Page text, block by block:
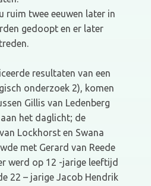
ruim twee eeuwen later in
gedoopt en er later
resultaten van een
onderzoek 2), komen
Gillis van Ledenberg
het daglicht; de
Lockhorst en Swana
met Gerard van Reede
werd op 12 -jarige leeftijd
22 – jarige Jacob Hendrik